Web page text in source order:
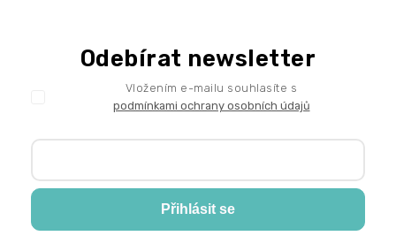
Odebírat newsletter
Vložením e-mailu souhlasíte s
podmínkami ochrany osobních údajů
Přihlásit se